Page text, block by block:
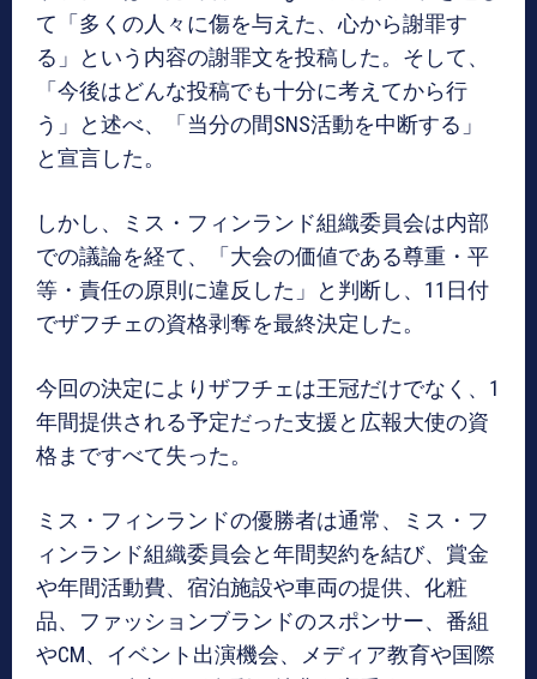
て「多くの人々に傷を与えた、心から謝罪す
る」という内容の謝罪文を投稿した。そして、
「今後はどんな投稿でも十分に考えてから行
う」と述べ、「当分の間SNS活動を中断する」
と宣言した。
しかし、ミス・フィンランド組織委員会は内部
での議論を経て、「大会の価値である尊重・平
等・責任の原則に違反した」と判断し、11日付
でザフチェの資格剥奪を最終決定した。
今回の決定によりザフチェは王冠だけでなく、1
年間提供される予定だった支援と広報大使の資
格まですべて失った。
ミス・フィンランドの優勝者は通常、ミス・フ
ィンランド組織委員会と年間契約を結び、賞金
や年間活動費、宿泊施設や車両の提供、化粧
品、ファッションブランドのスポンサー、番組
やCM、イベント出演機会、メディア教育や国際